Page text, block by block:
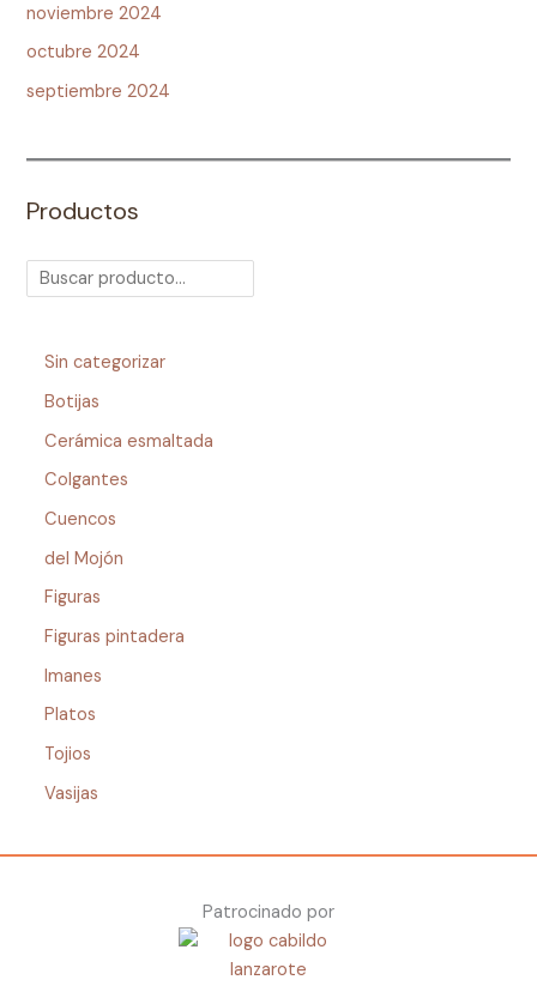
noviembre 2024
octubre 2024
septiembre 2024
Productos
Sin categorizar
Botijas
Cerámica esmaltada
Colgantes
Cuencos
del Mojón
Figuras
Figuras pintadera
Imanes
Platos
Tojios
Vasijas
Patrocinado por